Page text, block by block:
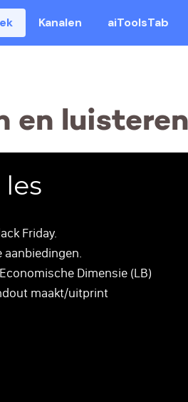
Kanalen aiToolsTab
en
les
Friday.
aanbiedingen.
Dimensie (LB)
maakt/uitprint